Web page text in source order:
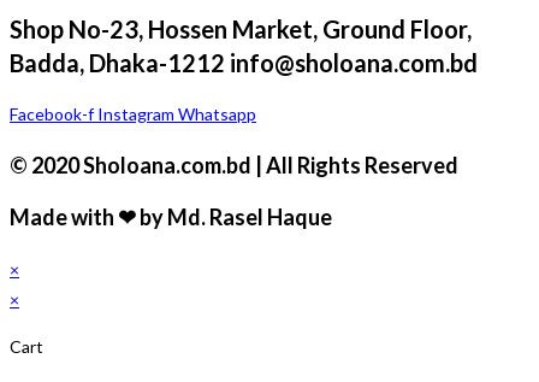
Shop No-23, Hossen Market, Ground Floor,
Badda, Dhaka-1212 info@sholoana.com.bd
Facebook-f Instagram Whatsapp
© 2020 Sholoana.com.bd | All Rights Reserved
Made with ❤ by Md. Rasel Haque
×
×
Cart